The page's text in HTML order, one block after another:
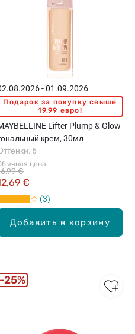
Добавить в корзину
- 01.09.2026
Подарок за покупку свыше
19,99 евро!
Lifter Plump & Glow
крем, 30мл
цена
€
€
6
3
25%